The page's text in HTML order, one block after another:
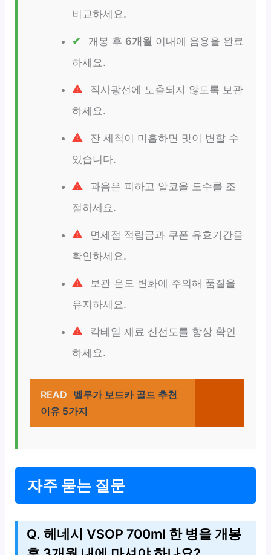
비교하세요.
개봉 후 6개월 이내에 음용을 완료
하세요.
직사광선에 노출되지 않도록 보관
하세요.
잔 세척이 미흡하면 맛이 변할 수
있습니다.
과음은 피하고 알코올 도수를 조
절하세요.
면세점 적립금과 쿠폰 유효기간을
확인하세요.
보관 온도 변화에 주의해 품질을
유지하세요.
칵테일 재료 신선도를 항상 확인
하세요.
READ 벨루가 보드카 골드 추천
이유 5가지
자주 묻는 질문
Q. 헤네시 VSOP 700ml 한 병을 개봉